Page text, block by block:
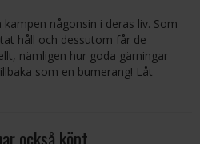
någonsin i deras liv. Som
håll och dessutom får de
nämligen hur goda gärningar
som en bumerang! Låt
också köpt